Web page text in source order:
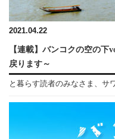
2021.04.22
【連載】バンコクの空の
戻ります～
と暮らす読者のみなさま、サ